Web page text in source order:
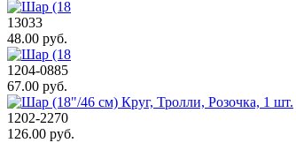
13033
48.00 руб.
1204-0885
67.00 руб.
1202-2270
126.00 руб.